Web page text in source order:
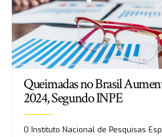
Queimadas no Brasil
2024, Segundo INPE
O Instituto Nacional de Pesquisas